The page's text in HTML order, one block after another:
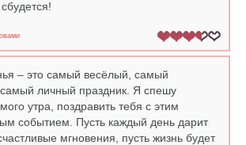
– это самый весёлый, самый
личный праздник. Я спешу
утра, поздравить тебя с этим
событием. Пусть каждый день дарит
мгновения, пусть жизнь будет